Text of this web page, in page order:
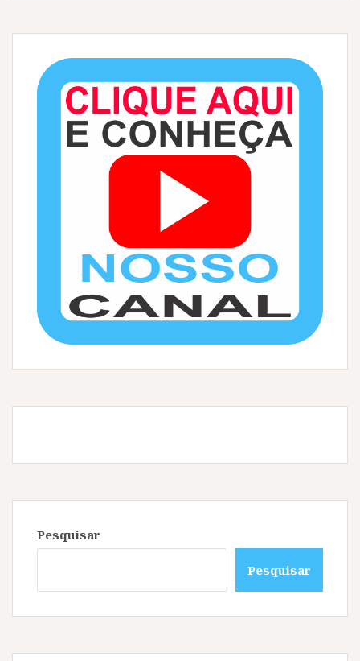
Pesquisar
Pesquisar